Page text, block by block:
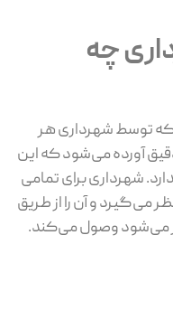
چه
توسط شهرداری هر
آورده می‌شود که این
شهرداری برای تمامی
می‌گیرد و آن را از طریق
می‌شود وصول می‌کند.